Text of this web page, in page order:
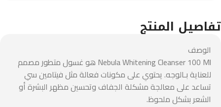
تفاصيل المنتج
الوصف
Nebula Whitening Cleanser 100 Ml هو غسول متطور مصمم
للعناية بـالوجه. يحتوي على مكونات فعالة مثل فيتامين سي
تساعد على معالجة مشكلة الجفاف وتحسين مظهر البشرة أو
الشعر بشكل ملحوظ.